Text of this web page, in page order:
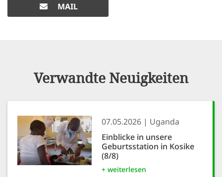
MAIL
Verwandte Neuigkeiten
07.05.2026
Uganda
Einblicke in unsere
Geburtsstation in Kosike
(8/8)
+ weiterlesen